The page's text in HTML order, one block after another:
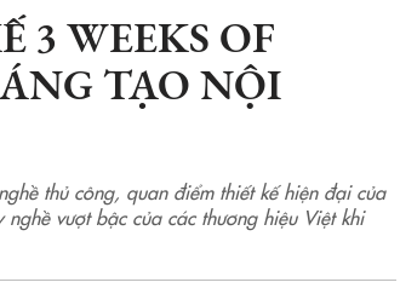
3 WEEKS OF
TẠO NỘI
thủ công, quan điểm thiết kế hiện đại của
vượt bậc của các thương hiệu Việt khi